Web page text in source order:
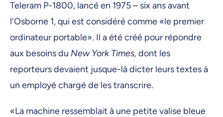
Teleram P-1800, lancé en 1975 – six ans avant
l'Osborne 1, qui est considéré comme «le premier
ordinateur portable». Il a été créé pour répondre
aux besoins du New York Times, dont les
reporteurs devaient jusque-là dicter leurs textes à
un employé chargé de les transcrire.
«La machine ressemblait à une petite valise bleue